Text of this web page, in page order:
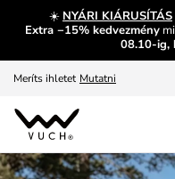
☀️ NYÁRI KIÁRUSÍTÁS
Extra −15% kedvezmény
08.10-ig,
Fedezze fel velünk az
Ingyenes csere és visszaküldés